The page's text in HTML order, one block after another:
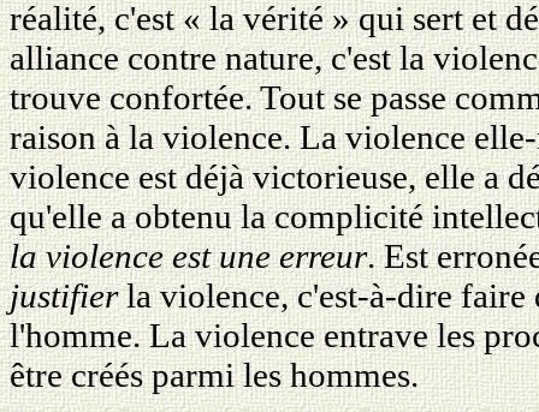
réalité, c'est « la vérité » qui sert et
alliance contre nature, c'est la
trouve confortée. Tout se passe
raison à la violence. La violence
violence est déjà victorieuse, elle a
qu'elle a obtenu la complicité
la violence est une erreur. Est
justifierla violence, c'est-à-dire faire
l'homme. La violence entrave les
être créés parmi les hommes.